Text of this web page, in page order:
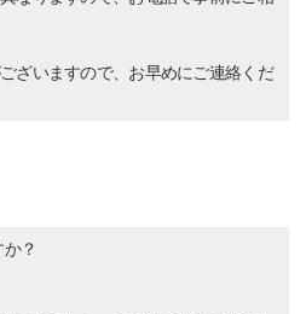
ざいますので、お早めにご連絡くだ
？